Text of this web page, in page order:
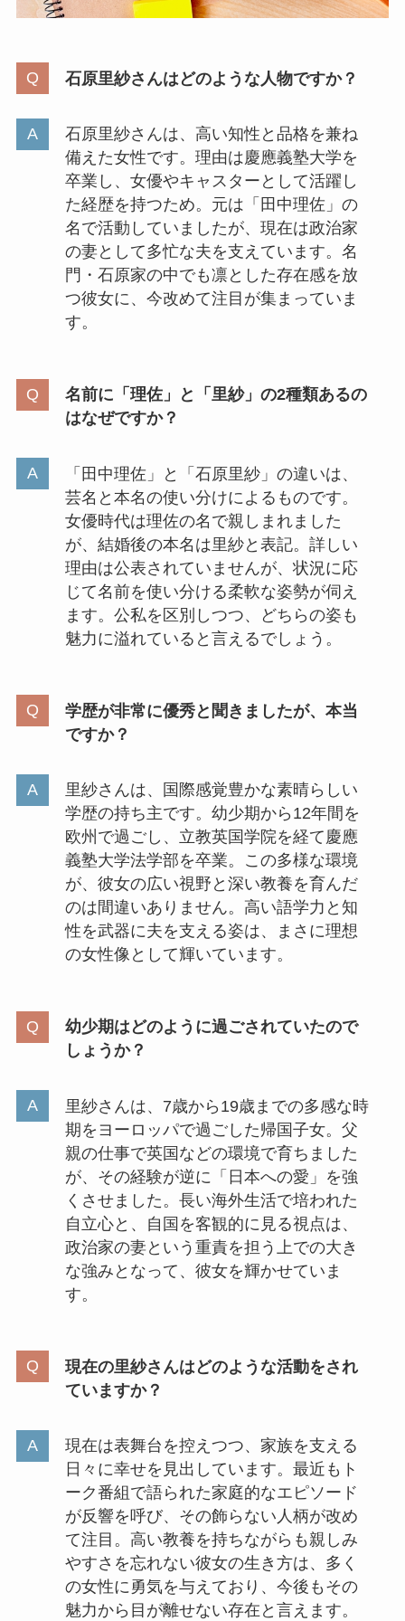
石原里紗さんはどのような人物ですか？
石原里紗さんは、高い知性と品格を兼ね
備えた女性です。理由は慶應義塾大学を
卒業し、女優やキャスターとして活躍し
た経歴を持つため。元は「田中理佐」の
名で活動していましたが、現在は政治家
の妻として多忙な夫を支えています。名
門・石原家の中でも凛とした存在感を放
つ彼女に、今改めて注目が集まっていま
す。
名前に「理佐」と「里紗」の2種類あるの
はなぜですか？
「田中理佐」と「石原里紗」の違いは、
芸名と本名の使い分けによるものです。
女優時代は理佐の名で親しまれました
が、結婚後の本名は里紗と表記。詳しい
理由は公表されていませんが、状況に応
じて名前を使い分ける柔軟な姿勢が伺え
ます。公私を区別しつつ、どちらの姿も
魅力に溢れていると言えるでしょう。
学歴が非常に優秀と聞きましたが、本当
ですか？
里紗さんは、国際感覚豊かな素晴らしい
学歴の持ち主です。幼少期から12年間を
欧州で過ごし、立教英国学院を経て慶應
義塾大学法学部を卒業。この多様な環境
が、彼女の広い視野と深い教養を育んだ
のは間違いありません。高い語学力と知
性を武器に夫を支える姿は、まさに理想
の女性像として輝いています。
幼少期はどのように過ごされていたので
しょうか？
里紗さんは、7歳から19歳までの多感な時
期をヨーロッパで過ごした帰国子女。父
親の仕事で英国などの環境で育ちました
が、その経験が逆に「日本への愛」を強
くさせました。長い海外生活で培われた
自立心と、自国を客観的に見る視点は、
政治家の妻という重責を担う上での大き
な強みとなって、彼女を輝かせていま
す。
現在の里紗さんはどのような活動をされ
ていますか？
現在は表舞台を控えつつ、家族を支える
日々に幸せを見出しています。最近もト
ーク番組で語られた家庭的なエピソード
が反響を呼び、その飾らない人柄が改め
て注目。高い教養を持ちながらも親しみ
やすさを忘れない彼女の生き方は、多く
の女性に勇気を与えており、今後もその
魅力から目が離せない存在と言えます。